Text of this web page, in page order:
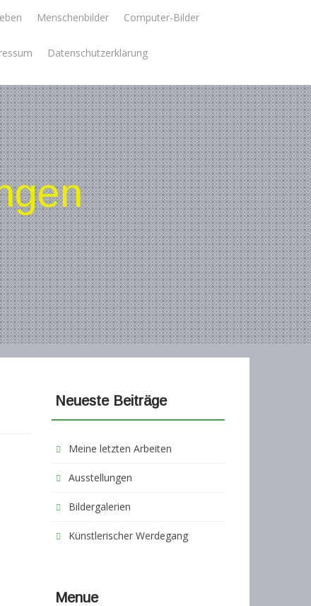
Menschenbilder Computer-Bilder
Datenschutzerklärung
Neueste Beiträge
Meine letzten Arbeiten
Ausstellungen
Bildergalerien
Künstlerischer Werdegang
Menue